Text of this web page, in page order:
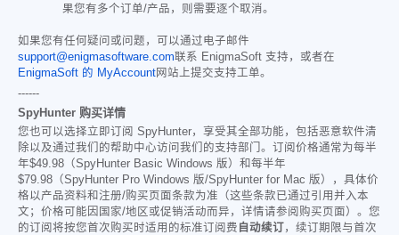
果您有多个订单/产品，则需要逐个取消。
如果您有任何疑问或问题，可以通过电子邮件
support@enigmasoftware.com联系 EnigmaSoft 支持，或者在
EnigmaSoft 的 MyAccount网站上提交支持工单。
------
SpyHunter 购买详情
您也可以选择立即订阅 SpyHunter，享受其全部功能，包括恶意软件清
除以及通过我们的帮助中心访问我们的支持部门。订阅价格通常为每半
年$49.98 （SpyHunter Basic Windows 版）和每半年
$79.98 （SpyHunter Pro Windows 版/SpyHunter for Mac 版），具体价
格以产品资料和注册/购买页面条款为准（这些条款已通过引用并入本
文；价格可能因国家/地区或促销活动而异，详情请参阅购买页面）。您
的订阅将按您首次购买时适用的标准订阅费 自动续订，续订期限与首次